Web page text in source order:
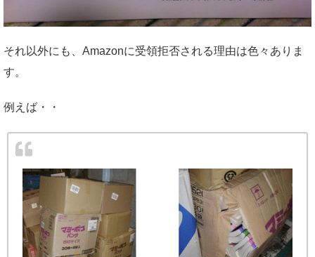
それ以外にも、Amazonに受領拒否される理由は色々ありま
す。
例えば・・